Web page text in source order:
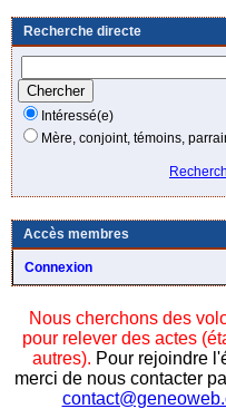
Recherche directe
Intéressé(e)
Mère, conjoint, témoins,
Accès membres
Connexion
Nous cherchons des
pour relever des actes
autres). Pour rejoindre
merci de nous contacter